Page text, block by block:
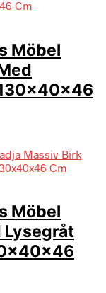
Möbel
Möbel
Lysegråt